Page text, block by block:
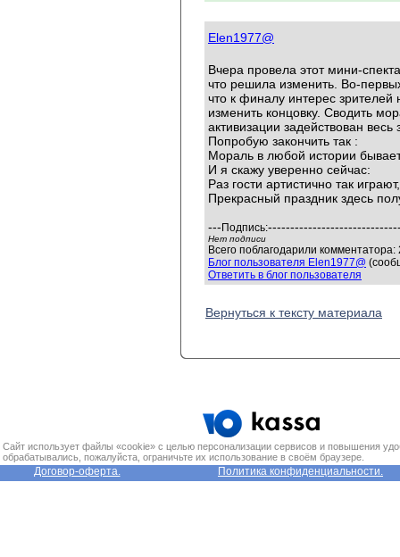
Elen1977@
Вчера провела этот мини-
что решила изменить. Во-
что к финалу интерес
изменить концовку. Сводить
активизации задействован
Попробую закончить так :
Мораль в любой истории
И я скажу уверенно сейчас:
Раз гости артистично так играют,
Прекрасный праздник здесь
--- Подпись:
Нет подписи
Всего поблагодарили
Блог пользователя Elen1977@
Ответить в блог пользователя
Вернуться к тексту материала
Сайт использует файлы «cookie» с целью персонализации сервисов и повышения
обрабатывались, пожалуйста, ограничьте их использование в своём браузере.
Договор-оферта. Политика конфиденциальности.